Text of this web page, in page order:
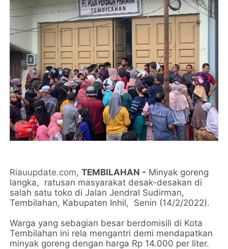
Riauupdate.com,TEMBILAHAN - Minyak goreng
langka, ratusan masyarakat desak-desakan di
salah satu toko di Jalan Jendral Sudirman,
Tembilahan, Kabupaten Inhil, Senin (14/2/2022).
Warga yang sebagian besar berdomisili di Kota
Tembilahan ini rela mengantri demi mendapatkan
minyak goreng dengan harga Rp 14.000 per liter.